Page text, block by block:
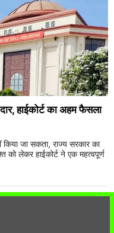
हाईकोर्ट का अहम फैसला
किया जा सकता, राज्य सरकार का
लेकर हाईकोर्ट ने एक महत्वपूर्ण